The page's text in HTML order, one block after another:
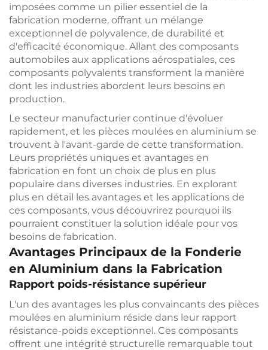
imposées comme un pilier essentiel de la
fabrication moderne, offrant un mélange
exceptionnel de polyvalence, de durabilité et
d'efficacité économique. Allant des composants
automobiles aux applications aérospatiales, ces
composants polyvalents transforment la manière
dont les industries abordent leurs besoins en
production.
Le secteur manufacturier continue d'évoluer
rapidement, et les pièces moulées en aluminium se
trouvent à l'avant-garde de cette transformation.
Leurs propriétés uniques et avantages en
fabrication en font un choix de plus en plus
populaire dans diverses industries. En explorant
plus en détail les avantages et les applications de
ces composants, vous découvrirez pourquoi ils
pourraient constituer la solution idéale pour vos
besoins de fabrication.
Avantages Principaux de la Fonderie
en Aluminium dans la Fabrication
Rapport poids-résistance supérieur
L'un des avantages les plus convaincants des pièces
moulées en aluminium réside dans leur rapport
résistance-poids exceptionnel. Ces composants
offrent une intégrité structurelle remarquable tout